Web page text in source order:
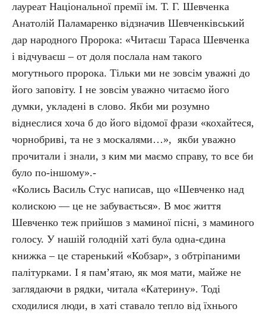
лауреат Національної премії ім. Т. Г. Шевченка
Анатолій Паламаренко відзначив Шевченківський
дар народного Пророка: «Читаєш Тараса Шевченка
і відчуваєш – от доля послала нам такого
могутнього пророка. Тільки ми не зовсім уважні до
його заповіту. І не зовсім уважно читаємо його
думки, укладені в слово. Якби ми розумно
віднеслися хоча б до його відомої фрази «кохайтеся,
чорнобриві, та не з москалями…», якби уважно
прочитали і знали, з ким ми маємо справу, то все би
було по-іншому».-
«Колись Василь Стус написав, що «Шевченко над
колискою — це не забувається». В моє життя
Шевченко теж прийшов з маминої пісні, з маминого
голосу. У нашій голодній хаті була одна-єдина
книжка – це старенький «Кобзар», з обтріпаними
палітурками. І я пам’ятаю, як моя мати, майже не
заглядаючи в рядки, читала «Катерину». Тоді
сходилися люди, в хаті ставало тепло від їхнього